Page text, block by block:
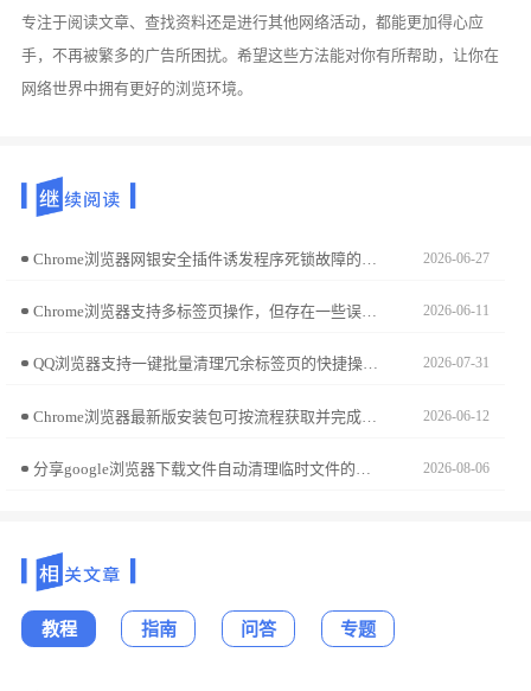
专注于阅读文章、查找资料还是进行其他网络活动，都能更加得心应
手，不再被繁多的广告所困扰。希望这些方法能对你有所帮助，让你在
网络世界中拥有更好的浏览环境。
2026-06-27
Chrome浏览器支持多标签页操作，但存在一些误区。本文总结常见问题及注意事项，帮助用户高效管理标签页，避免影响浏览效率。 2026-06-11
QQ浏览器支持一键批量清理冗余标签页的快捷操作。当标签页过多导致手机卡顿时，利用此实用技巧，即可瞬间释放系统内存并整理浏览窗口，让您的操作界面恢复整洁与顺畅。 2026-07-31
Chrome浏览器最新版安装包可按流程获取并完成使用，用户可体验功能升级和性能优化，实现浏览器高效稳定运行和办公便捷。 2026-06-12
2026-08-06
教程 指南 问答 专题